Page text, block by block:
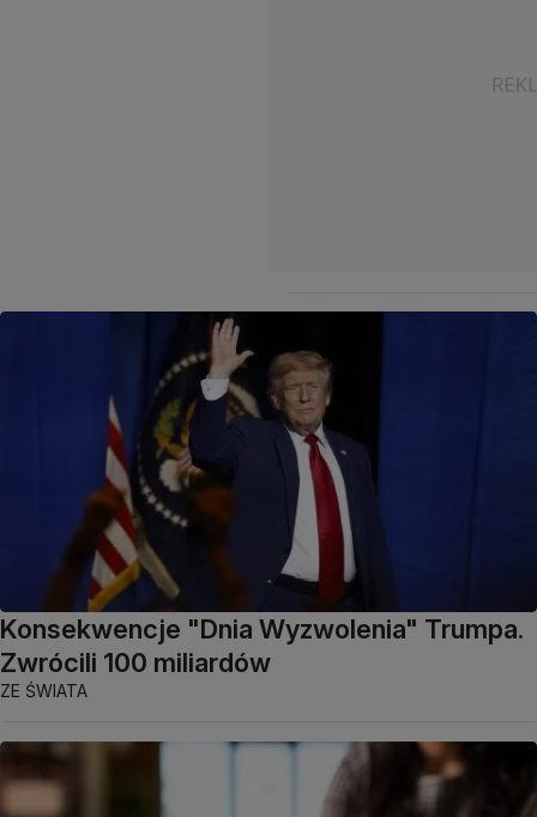
Konsekwencje "Dnia Wyzwolenia" Trumpa.
Zwrócili 100 miliardów
ZE ŚWIATA